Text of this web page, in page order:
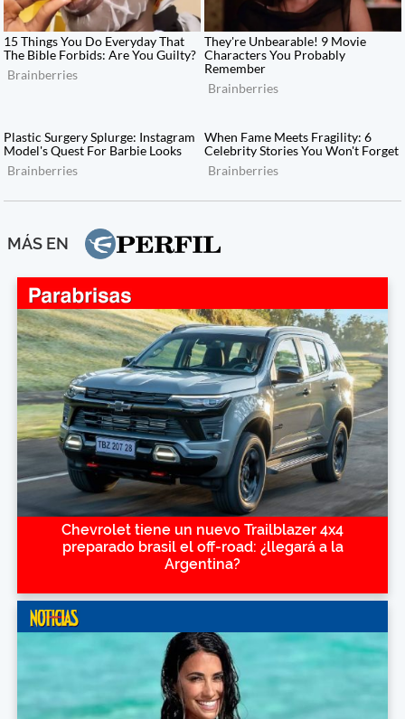
MÁS EN
Chevrolet tiene un nuevo Trailblazer 4x4
preparado brasil el off-road: ¿llegará a la
Argentina?